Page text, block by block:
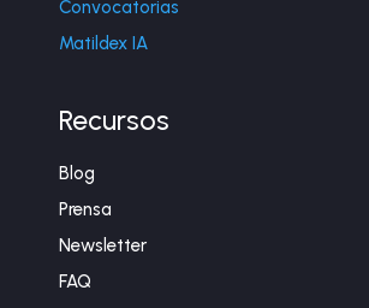
Convocatorias
Matildex IA
Recursos
Blog
Prensa
Newsletter
FAQ